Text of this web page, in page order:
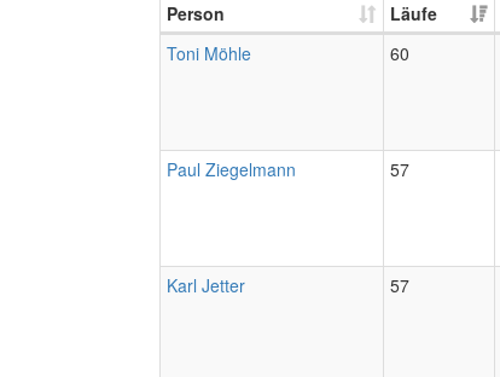
Person Läufe
Toni Möhle
60
Paul Ziegelmann 57
Karl Jetter 57